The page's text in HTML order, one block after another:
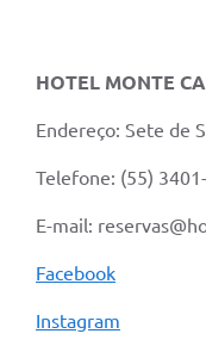
HOTEL MONTE
Endereço: Sete de
Telefone: (55)
E-mail:
Facebook
Instagram